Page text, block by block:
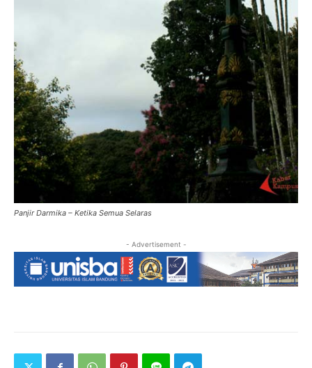
Panjir Darmika – Ketika Semua Selaras
- Advertisement -